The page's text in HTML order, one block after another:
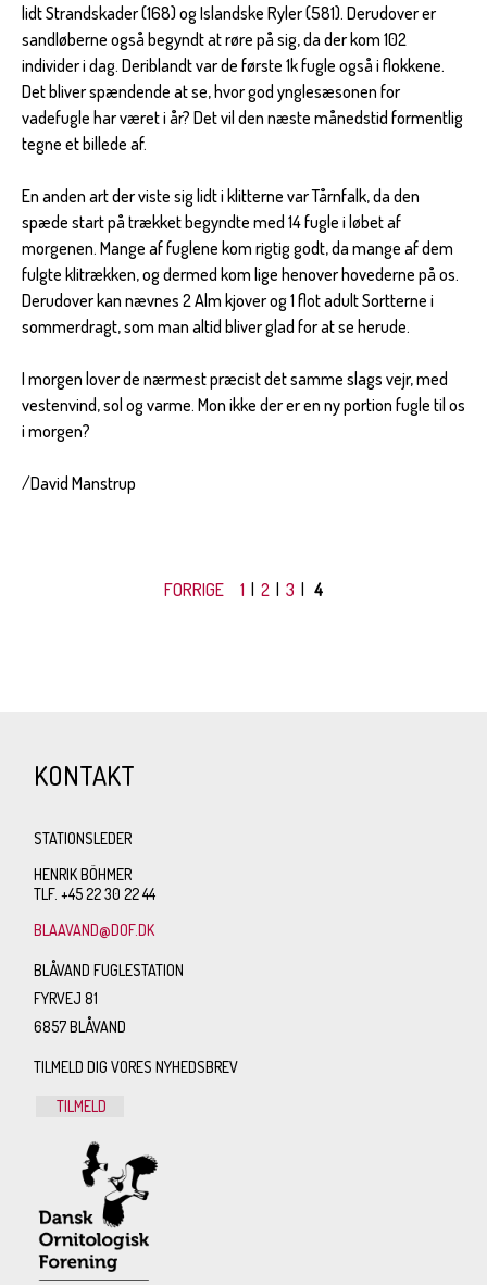
lidt Strandskader (168) og Islandske Ryler (581). Derudover er
sandløberne også begyndt at røre på sig, da der kom 102
individer i dag. Deriblandt var de første 1k fugle også i flokkene.
Det bliver spændende at se, hvor god ynglesæsonen for
vadefugle har været i år? Det vil den næste månedstid formentlig
tegne et billede af.
En anden art der viste sig lidt i klitterne var Tårnfalk, da den
spæde start på trækket begyndte med 14 fugle i løbet af
morgenen. Mange af fuglene kom rigtig godt, da mange af dem
fulgte klitrækken, og dermed kom lige henover hovederne på os.
Derudover kan nævnes 2 Alm kjover og 1 flot adult Sortterne i
sommerdragt, som man altid bliver glad for at se herude.
I morgen lover de nærmest præcist det samme slags vejr, med
vestenvind, sol og varme. Mon ikke der er en ny portion fugle til os
i morgen?
/David Manstrup
FORRIGE 1 | 2 | 3 | 4
KONTAKT
STATIONSLEDER
HENRIK BÖHMER
TLF. +45 22 30 22 44
BLAAVAND@DOF.DK
BLÅVAND FUGLESTATION
FYRVEJ 81
6857 BLÅVAND
TILMELD DIG VORES NYHEDSBREV
TILMELD